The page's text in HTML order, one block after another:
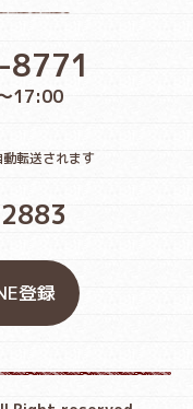
17:00
転送されます
登録